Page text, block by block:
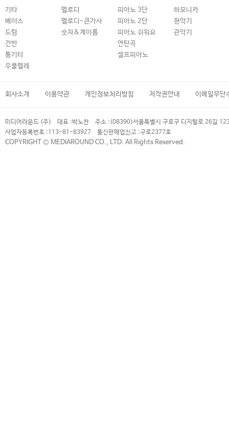
기타
베이스
드럼
건반
통기타
우쿨렐레
멜로디
멜로디-큰가사
숫자&계이름
피아노 3단
피아노 2단
피아노 쉬워요
연탄곡
셀프피아노
하모니카
현악기
관악기
회사소개 이용약관 개인정보처리방침 저작권안내 이메일무단
미디어라운드 (주) 대표 :박노찬 주소 : (08390)서울특별시 구로구 디지털로 26길
사업자등록번호 :113-81-83927 통신판매업신고 :구로2377호
COPYRIGHT © MEDIAROUND CO., LTD. All Rights Reserved.